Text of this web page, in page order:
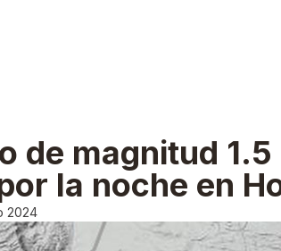
de magnitud
la noche en
2024